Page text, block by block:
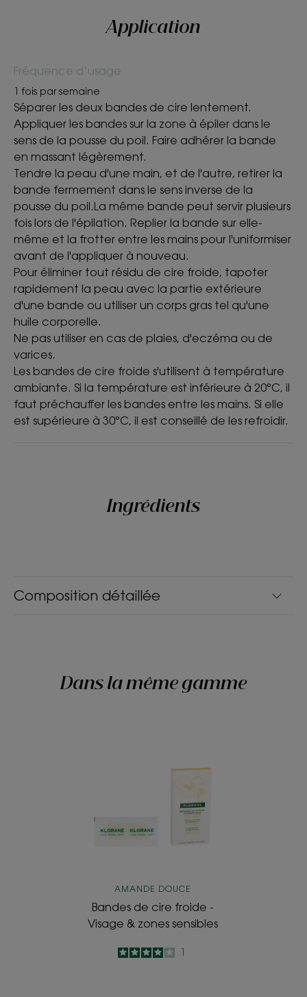
ENVIRONNEMENT
Fiche produit relative aux qualités et caractéristiques
environnementales
Emballage ne contenant pas de matière recyclée
Emballage entièrement recyclable
Application
Fréquence d’usage
1 fois par semaine
Séparer les deux bandes de cire lentement.
Appliquer les bandes sur la zone à épiler dans le
sens de la pousse du poil. Faire adhérer la bande
en massant légèrement.
Tendre la peau d'une main, et de l'autre, retirer la
bande fermement dans le sens inverse de la
pousse du poil.La même bande peut servir plusieurs
fois lors de l'épilation. Replier la bande sur elle-
même et la frotter entre les mains pour l'uniformiser
avant de l'appliquer à nouveau.
Pour éliminer tout résidu de cire froide, tapoter
rapidement la peau avec la partie extérieure
d'une bande ou utiliser un corps gras tel qu'une
huile corporelle.
Ne pas utiliser en cas de plaies, d'eczéma ou de
varices.
Les bandes de cire froide s'utilisent à température
ambiante. Si la température est inférieure à 20°C, il
faut préchauffer les bandes entre les mains. Si elle
est supérieure à 30°C, il est conseillé de les refroidir.
Ingrédients
Composition détaillée
Dans la même gamme
froide
Visage
AMANDE DOUCE
Bandes de cire froide -
Visage & zones sensibles
4/51